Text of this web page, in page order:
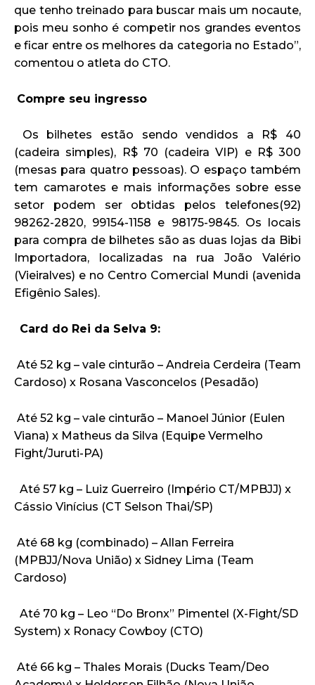
que tenho treinado para buscar mais um nocaute,
pois meu sonho é competir nos grandes eventos
e ficar entre os melhores da categoria no Estado”,
comentou o atleta do CTO.
Compre seu ingresso
Os bilhetes estão sendo vendidos a R$ 40
(cadeira simples), R$ 70 (cadeira VIP) e R$ 300
(mesas para quatro pessoas). O espaço também
tem camarotes e mais informações sobre esse
setor podem ser obtidas pelos telefones(92)
98262-2820, 99154-1158 e 98175-9845. Os locais
para compra de bilhetes são as duas lojas da Bibi
Importadora, localizadas na rua João Valério
(Vieiralves) e no Centro Comercial Mundi (avenida
Efigênio Sales).
Card do Rei da Selva 9:
Até 52 kg – vale cinturão – Andreia Cerdeira (Team
Cardoso) x Rosana Vasconcelos (Pesadão)
Até 52 kg – vale cinturão – Manoel Júnior (Eulen
Viana) x Matheus da Silva (Equipe Vermelho
Fight/Juruti-PA)
Até 57 kg – Luiz Guerreiro (Império CT/MPBJJ) x
Cássio Vinícius (CT Selson Thai/SP)
Até 68 kg (combinado) – Allan Ferreira
(MPBJJ/Nova União) x Sidney Lima (Team
Cardoso)
Até 70 kg – Leo “Do Bronx” Pimentel (X-Fight/SD
System) x Ronacy Cowboy (CTO)
Até 66 kg – Thales Morais (Ducks Team/Deo